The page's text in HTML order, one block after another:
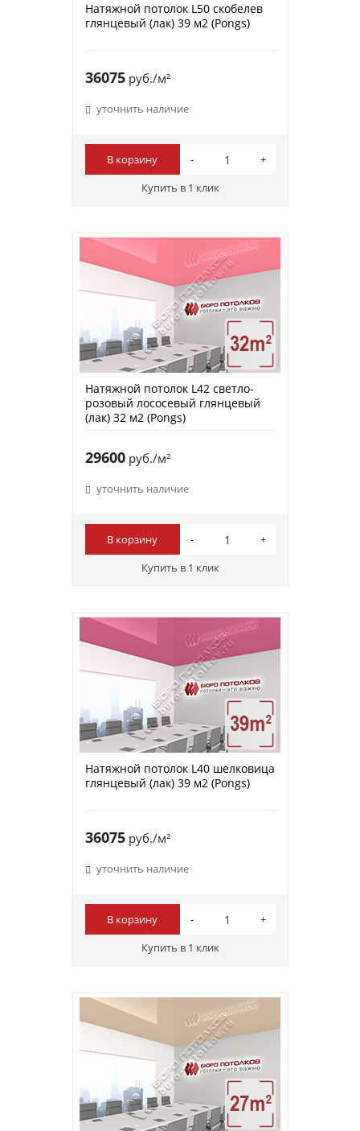
Натяжной потолок L50 скобелев
глянцевый (лак) 39 м2 (Pongs)
36075руб./м²
уточнить наличие
В корзину
Купить в 1 клик
Натяжной потолок L42 светло-
розовый лососевый глянцевый
(лак) 32 м2 (Pongs)
29600руб./м²
уточнить наличие
В корзину
Купить в 1 клик
Натяжной потолок L40 шелковица
глянцевый (лак) 39 м2 (Pongs)
36075руб./м²
уточнить наличие
В корзину
Купить в 1 клик